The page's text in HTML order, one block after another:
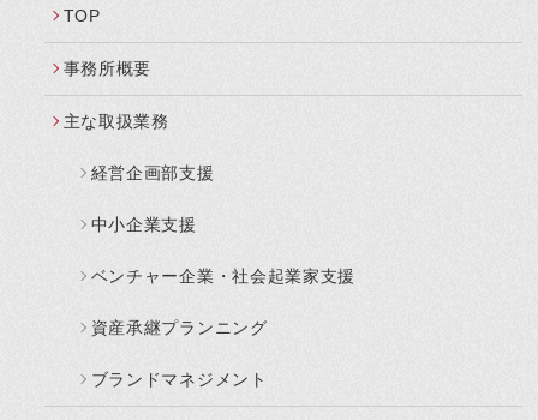
TOP
事務所概要
主な取扱業務
経営企画部支援
中小企業支援
ベンチャー企業・社会起業家支援
資産承継プランニング
ブランドマネジメント